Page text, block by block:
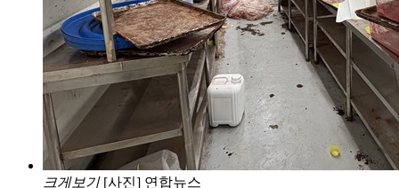
크게보기 [사진] 연합뉴스